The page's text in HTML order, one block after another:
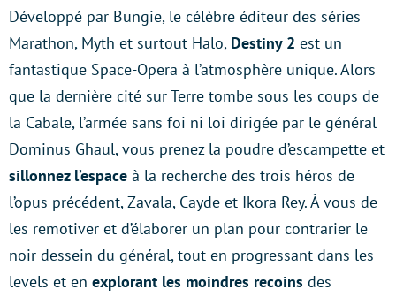
Développé par Bungie, le célèbre éditeur des séries
Marathon, Myth et surtout Halo, Destiny 2 est un
fantastique Space-Opera à l’atmosphère unique. Alors
que la dernière cité sur Terre tombe sous les coups de
la Cabale, l’armée sans foi ni loi dirigée par le général
Dominus Ghaul, vous prenez la poudre d’escampette et
sillonnez l’espace à la recherche des trois héros de
l’opus précédent, Zavala, Cayde et Ikora Rey. À vous de
les remotiver et d’élaborer un plan pour contrarier le
noir dessein du général, tout en progressant dans les
levels et en explorant les moindres recoins des